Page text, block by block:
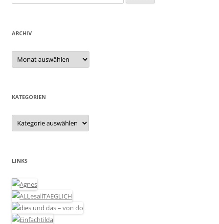
nach:
ARCHIV
Archiv
KATEGORIEN
Kategorien
LINKS